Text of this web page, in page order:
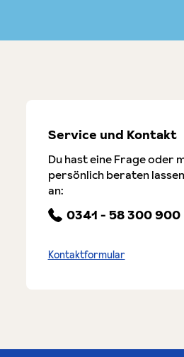
Service und Kontakt
Du hast eine Frage oder
persönlich beraten
an:
0341 - 58 300 900
Kontaktformular